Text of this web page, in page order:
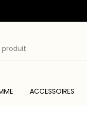
ACCESSOIRES